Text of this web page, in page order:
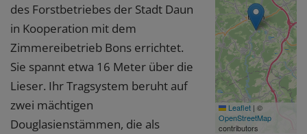
des Forstbetriebes der Stadt Daun
in Kooperation mit dem
Zimmereibetrieb Bons errichtet.
Sie spannt etwa 16 Meter über die
Lieser. Ihr Tragsystem beruht auf
zwei mächtigen
Douglasienstämmen, die als
Leaflet | ©
OpenStreetMap
contributors